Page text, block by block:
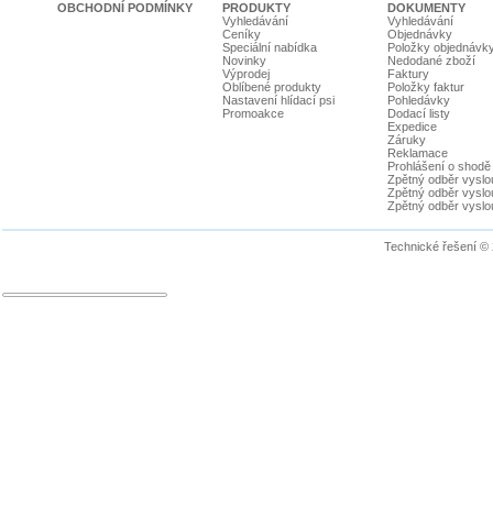
OBCHODNÍ PODMÍNKY
PRODUKTY
Vyhledávání
Ceníky
Speciální nabídka
Novinky
Výprodej
Oblíbené produkty
Nastavení hlídací psi
Promoakce
DOKUMENTY
Vyhledávání
Objednávky
Položky
Nedodané zboží
Faktury
Položky faktur
Pohledávky
Dodací listy
Expedice
Záruky
Reklamace
Prohlášení o shodě
Zpětný odběr
Zpětný odběr
Zpětný odběr
Technické řešení ©